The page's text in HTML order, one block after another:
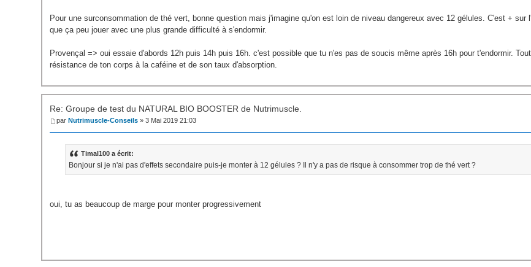
Pour une surconsommation de thé vert, bonne question mais j'imagine qu'on est loin de niveau dangereux avec 12 gélules. C'est + sur
que ça peu jouer avec une plus grande difficulté à s'endormir.
Provençal => oui essaie d'abords 12h puis 14h puis 16h. c'est possible que tu n'es pas de soucis même après 16h pour t'endormir.
résistance de ton corps à la caféine et de son taux d'absorption.
Re: Groupe de test du NATURAL BIO BOOSTER de Nutrimuscle.
parNutrimuscle-Conseils » 3 Mai 2019 21:03
Timal100 a écrit:
Bonjour si je n'ai pas d'effets secondaire puis-je monter à 12 gélules ? Il n'y a pas de risque à consommer trop de thé vert ?
oui, tu as beaucoup de marge pour monter progressivement